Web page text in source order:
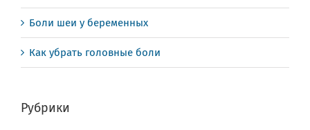
Боли шеи у беременных
Как убрать головные боли
Рубрики